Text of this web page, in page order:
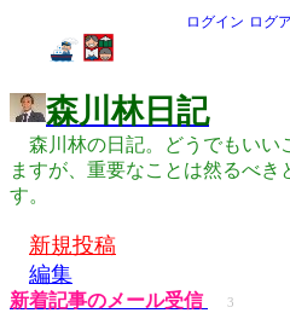
ログイン ログ
森川林日記
森川林の日記。どうでもいい
ますが、重要なことは然るべき
す。
新規投稿
編集
新着記事のメール受信 3